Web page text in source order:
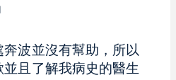
波並沒有幫助，所以
且了解我病史的醫生